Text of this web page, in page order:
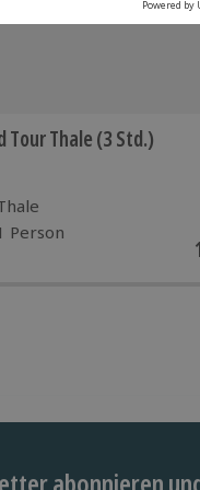
Tour Thale (3 Std.)
Person
abonnieren